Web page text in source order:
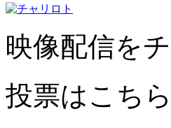
映像配信を
投票はこちら